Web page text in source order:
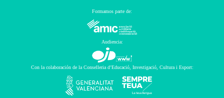
Formamos parte de:
Audiencia:
Con la colaboración de la Conselleria d’Educació, Investigació, Cultura i Esport: